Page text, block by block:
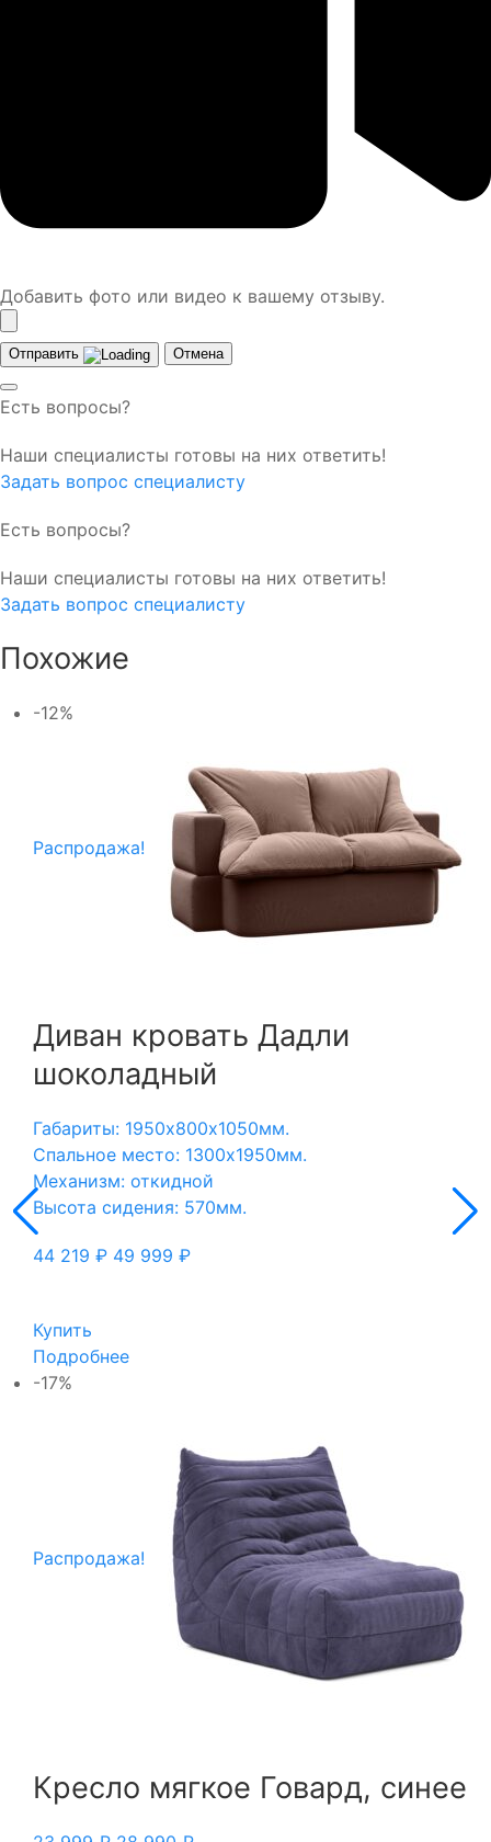
Добавить фото или видео к вашему отзыву.
Отправить Отмена
Есть вопросы?
Наши специалисты готовы на них ответить!
Задать вопрос специалисту
Есть вопросы?
Наши специалисты готовы на них ответить!
Задать вопрос специалисту
Похожие
-12%
Распродажа!
Диван кровать Дадли
шоколадный
Габариты: 1950х800х1050мм.
Спальное место: 1300х1950мм.
Механизм: откидной
Высота сидения: 570мм.
44 219 ₽ 49 999 ₽
Купить
Подробнее
-17%
Распродажа!
Кресло мягкое Говард, синее